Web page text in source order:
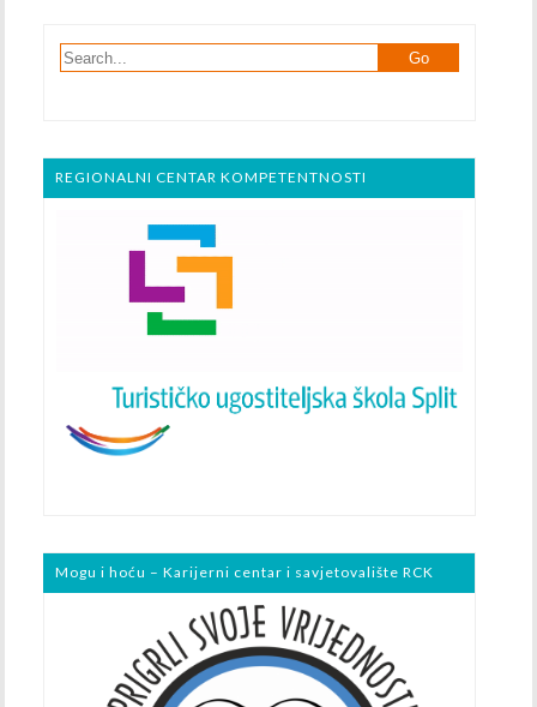
REGIONALNI CENTAR KOMPETENTNOSTI
Mogu i hoću – Karijerni centar i savjetovalište RCK